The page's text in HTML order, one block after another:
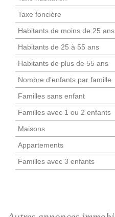
Taxe foncière
Habitants de moins de 25 ans
Habitants de 25 à 55 ans
Habitants de plus de 55 ans
Nombre d'enfants par famille
Familles sans enfant
Familles avec 1 ou 2 enfants
Maisons
Appartements
Familles avec 3 enfants